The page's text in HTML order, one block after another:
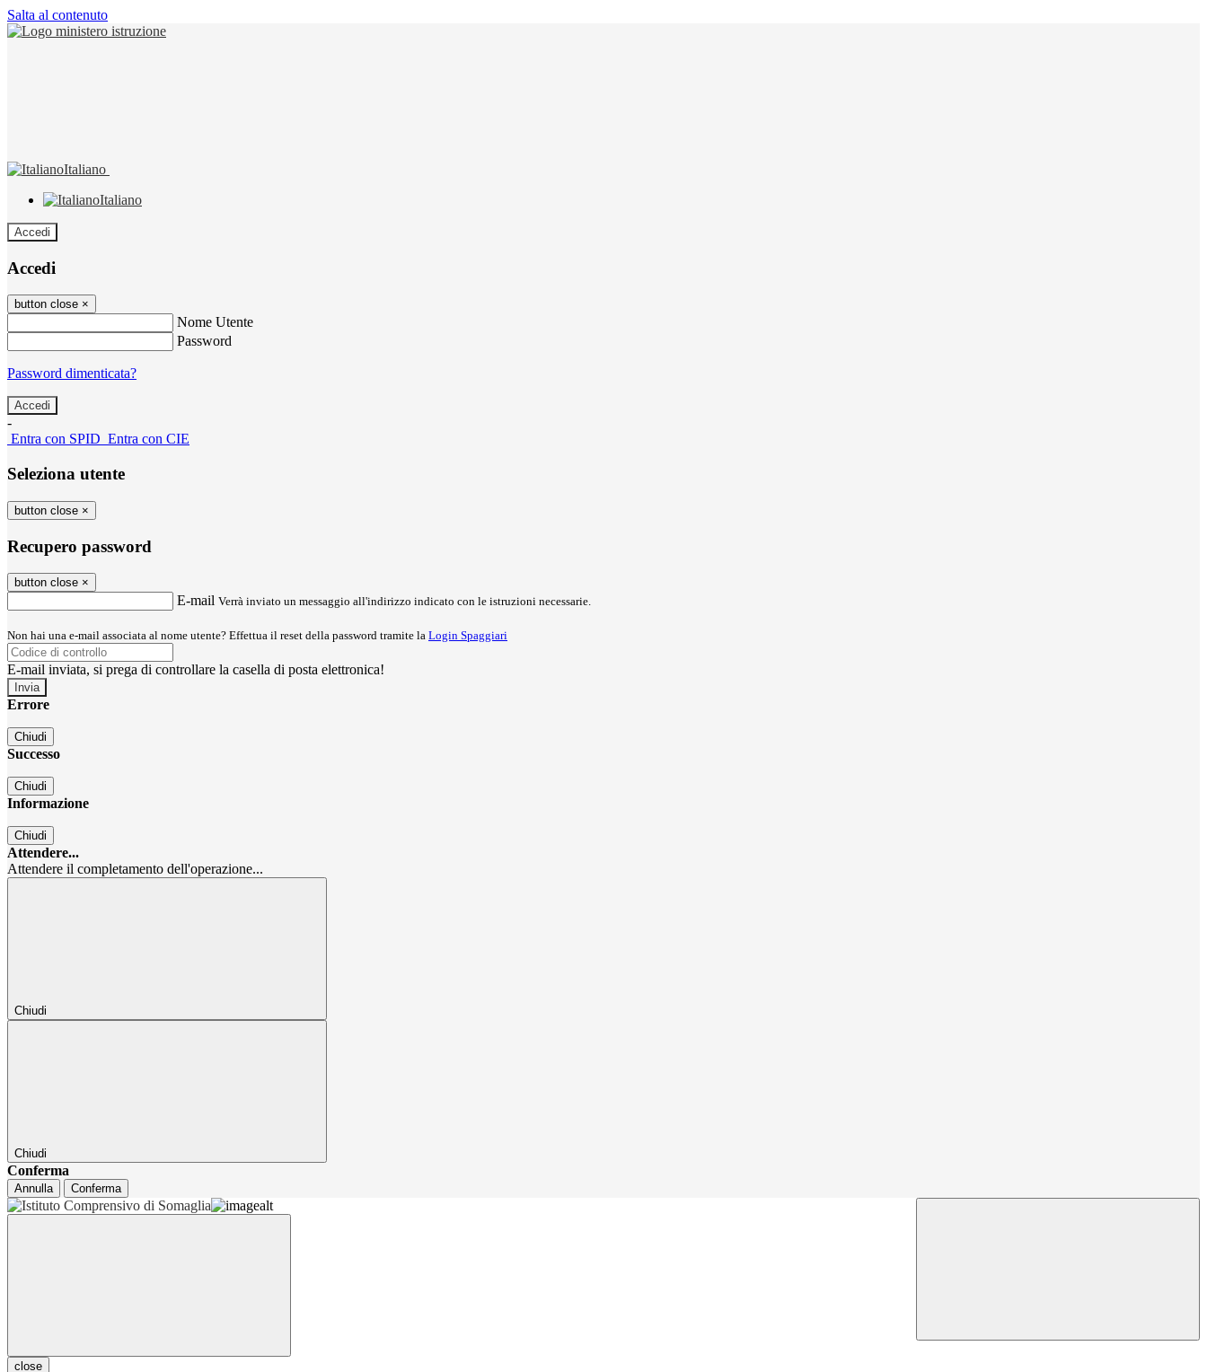
Salta al contenuto
Italiano
Italiano
Accedi
Accedi
button close ×
Nome Utente
Password
Password dimenticata?
-
Entra con SPID Entra con CIE
Seleziona utente
button close ×
Recupero password
button close ×
E-mail Verrà inviato un messaggio all'indirizzo indicato con le istruzioni necessarie.
Non hai una e-mail associata al nome utente? Effettua il reset della password tramite la Login Spaggiari
E-mail inviata, si prega di controllare la casella di posta elettronica!
Errore
Chiudi
Successo
Chiudi
Informazione
Chiudi
Attendere...
Attendere il completamento dell'operazione...
Chiudi
Chiudi
Conferma
Annulla Conferma
close